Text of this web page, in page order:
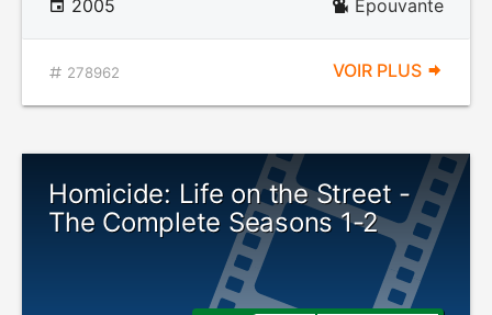
2005 Épouvante
278962 VOIR PLUS
Homicide: Life on the Street -
The Complete Seasons 1-2